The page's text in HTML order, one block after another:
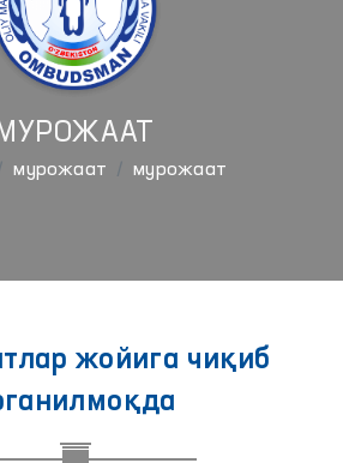
мурожаат мурожаат
жойига чиқиб